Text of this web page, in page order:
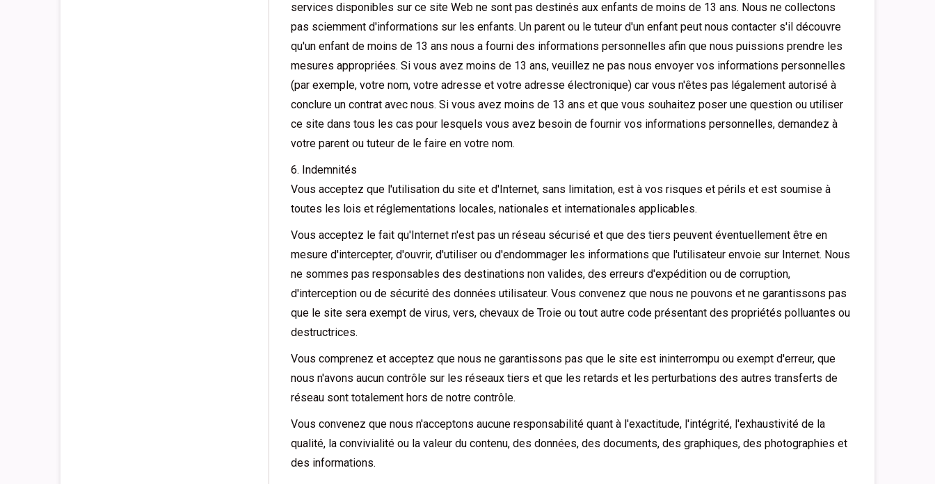
services disponibles sur ce site Web ne sont pas destinés aux enfants de moins de 13 ans. Nous ne collectons
pas sciemment d'informations sur les enfants. Un parent ou le tuteur d'un enfant peut nous contacter s'il découvre
qu'un enfant de moins de 13 ans nous a fourni des informations personnelles afin que nous puissions prendre les
mesures appropriées. Si vous avez moins de 13 ans, veuillez ne pas nous envoyer vos informations personnelles
(par exemple, votre nom, votre adresse et votre adresse électronique) car vous n'êtes pas légalement autorisé à
conclure un contrat avec nous. Si vous avez moins de 13 ans et que vous souhaitez poser une question ou utiliser
ce site dans tous les cas pour lesquels vous avez besoin de fournir vos informations personnelles, demandez à
votre parent ou tuteur de le faire en votre nom.
6. Indemnités
Vous acceptez que l'utilisation du site et d'Internet, sans limitation, est à vos risques et périls et est soumise à
toutes les lois et réglementations locales, nationales et internationales applicables.
Vous acceptez le fait qu'Internet n'est pas un réseau sécurisé et que des tiers peuvent éventuellement être en
mesure d'intercepter, d'ouvrir, d'utiliser ou d'endommager les informations que l'utilisateur envoie sur Internet. Nous
ne sommes pas responsables des destinations non valides, des erreurs d'expédition ou de corruption,
d'interception ou de sécurité des données utilisateur. Vous convenez que nous ne pouvons et ne garantissons pas
que le site sera exempt de virus, vers, chevaux de Troie ou tout autre code présentant des propriétés polluantes ou
destructrices.
Vous comprenez et acceptez que nous ne garantissons pas que le site est ininterrompu ou exempt d'erreur, que
nous n'avons aucun contrôle sur les réseaux tiers et que les retards et les perturbations des autres transferts de
réseau sont totalement hors de notre contrôle.
Vous convenez que nous n'acceptons aucune responsabilité quant à l'exactitude, l'intégrité, l'exhaustivité de la
qualité, la convivialité ou la valeur du contenu, des données, des documents, des graphiques, des photographies et
des informations.